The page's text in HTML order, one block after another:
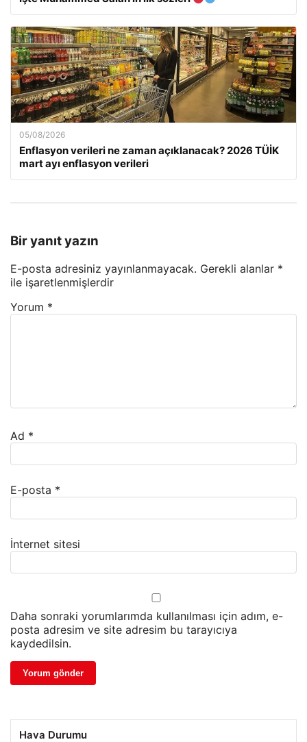
05/08/2026
Enflasyon verileri ne zaman açıklanacak? 2026 TÜİK
mart ayı enflasyon verileri
Bir yanıt yazın
E-posta adresiniz yayınlanmayacak. Gerekli alanlar *
ile işaretlenmişlerdir
Yorum *
Ad *
E-posta *
İnternet sitesi
Daha sonraki yorumlarımda kullanılması için adım, e-
posta adresim ve site adresim bu tarayıcıya
kaydedilsin.
Hava Durumu